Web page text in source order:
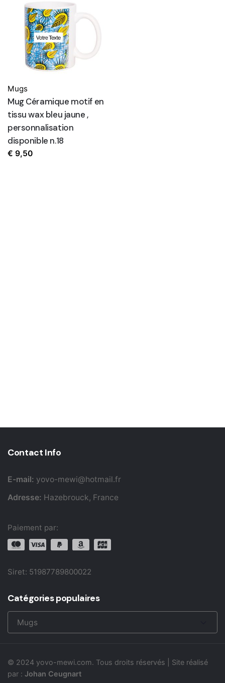
Mugs
Mug Céramique motif en
tissu wax bleu jaune ,
personnalisation
disponible n.18
€ 9,50
Contact Info
E-mail: yovo-mewi@hotmail.fr
Adresse: Hazebrouck, France
Paiement par:
Siret: 51987789800022
Catégories populaires
Mugs
© 2024 yovo-mewi.com. Tous droits réservés | Site réalisé
par : Johan Ceugnart